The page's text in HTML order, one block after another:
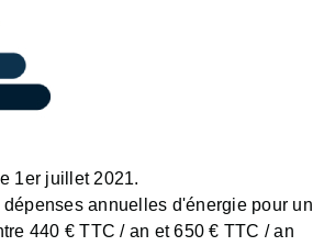
1er juillet 2021.
dépenses annuelles d'énergie pour un
440 € TTC / an et 650 € TTC / an